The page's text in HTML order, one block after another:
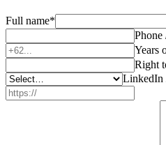
Full name*
Years
Right
LinkedIn